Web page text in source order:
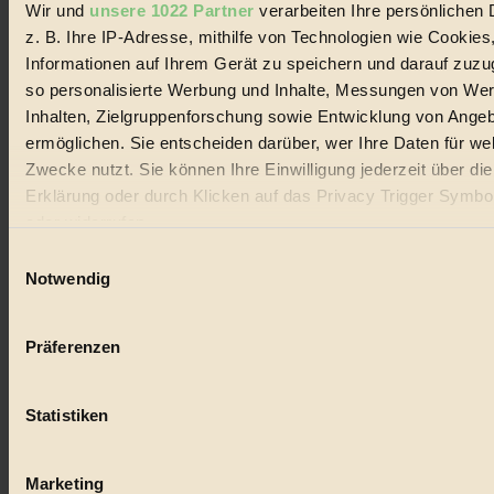
Wir und unsere 1022 Partner verarbeiten Ihre persönlichen
z. B. Ihre IP-Adresse, mithilfe von Technologien wie
Informationen auf Ihrem Gerät zu speichern und darauf
so personalisierte Werbung und Inhalte, Messungen von
Inhalten, Zielgruppenforschung sowie Entwicklung von
ermöglichen. Sie entscheiden darüber, wer Ihre Daten für
Zwecke nutzt. Sie können Ihre Einwilligung jederzeit über
Erklärung oder durch Klicken auf das Privacy Trigger
Wenn Sie es erlauben, würden wir auch gerne:
Ihr Gerät durch aktives Scannen nach bestimmten
Erfahren Sie mehr darüber, wie Ihre persönlichen Daten
Notwendig
Präferenzen
Statistiken
Marketing
GROSSER WIRBEL um Versuche, den Ozean und
seine Bewegungen festzuhalten.
Außerdem im Heft
RISKANT:Wenn Meeres- und Wildvögel im
Freilandhühnerbetrieb vorbeischauen.
Tropische Stechmücken fühlen sich in
Mitteleuropa inziwschen oft zu Hause.
GEMEINER:Es gibt nun Weinflaschen, die nach
Erhalte in regelmäßigen Abständen die aktuellsten Artikel,